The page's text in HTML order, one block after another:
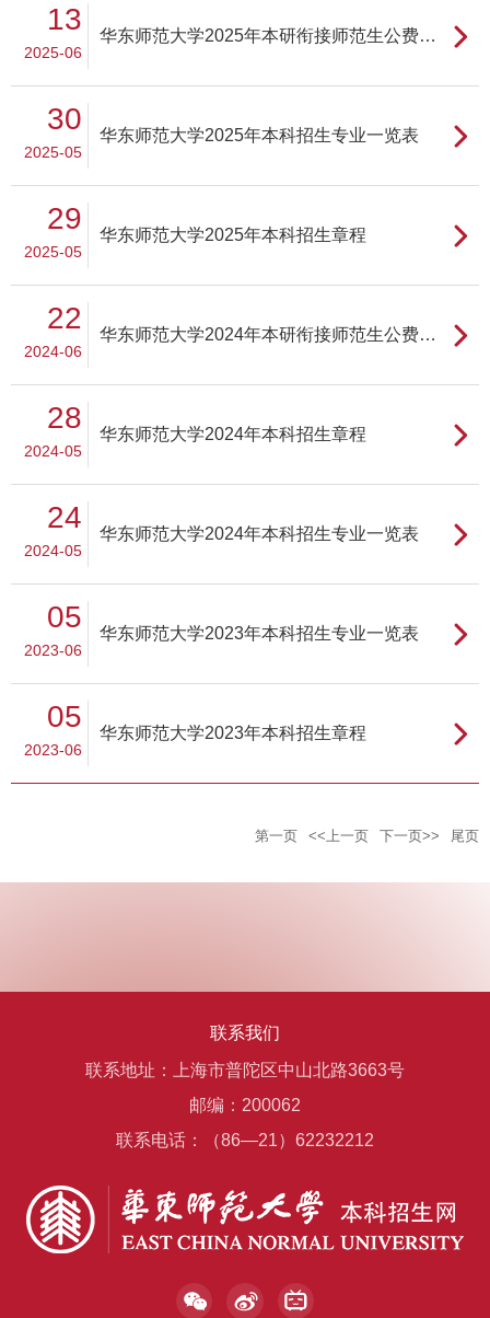
13
2025-06
华东师范大学2025年本研衔接师范生公费教育履约任教范围
30
2025-05
华东师范大学2025年本科招生专业一览表
29
2025-05
华东师范大学2025年本科招生章程
22
2024-06
华东师范大学2024年本研衔接师范生公费教育履约任教范围
28
2024-05
华东师范大学2024年本科招生章程
24
2024-05
华东师范大学2024年本科招生专业一览表
05
2023-06
华东师范大学2023年本科招生专业一览表
05
2023-06
华东师范大学2023年本科招生章程
第一页 <<上一页 下一页>> 尾页
联系我们
联系地址：上海市普陀区中山北路3663号
邮编：200062
联系电话：（86—21）62232212